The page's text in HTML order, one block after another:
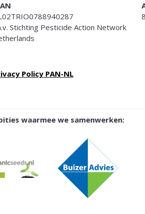
Stichting Pesticide Action Network
Policy PAN-NL
waarmee we samenwerken: